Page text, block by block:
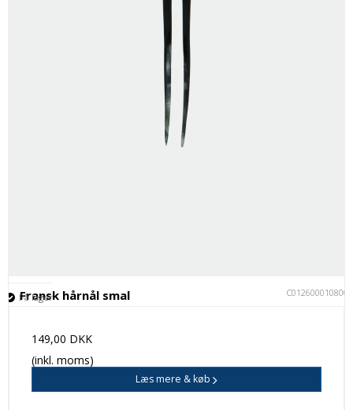
Fransk hårnål smal C012600010800
På lager
149,00 DKK
(inkl. moms)
Læs mere & køb